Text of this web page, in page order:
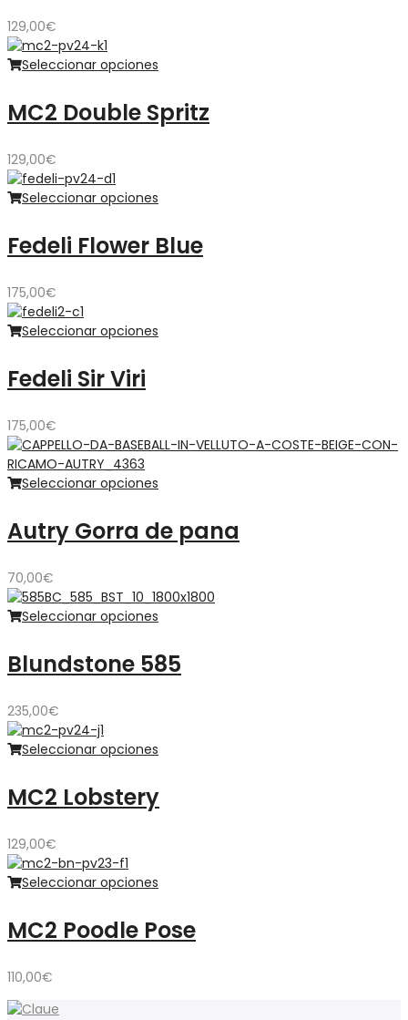
129,00€
Seleccionar opciones
MC2 Double Spritz
129,00€
Seleccionar opciones
Fedeli Flower Blue
175,00€
Seleccionar opciones
Fedeli Sir Viri
175,00€
Seleccionar opciones
Autry Gorra de pana
70,00€
Seleccionar opciones
Blundstone 585
235,00€
Seleccionar opciones
MC2 Lobstery
129,00€
Seleccionar opciones
MC2 Poodle Pose
110,00€